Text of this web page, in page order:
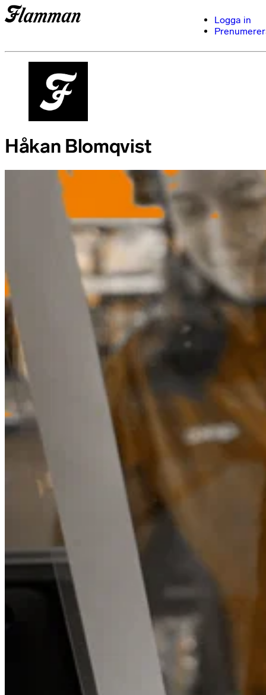
Logga in
Håkan Blomqvist